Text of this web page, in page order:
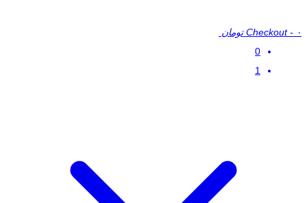
Checkout - ۰ تومان
0
1